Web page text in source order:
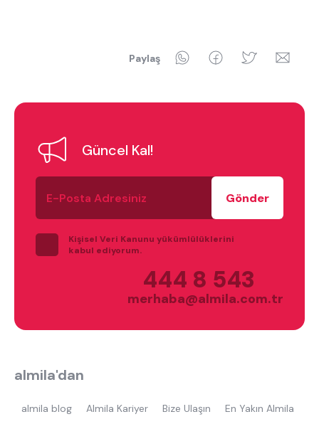
Paylaş WhatsAppFacebookTwitter
Güncel Kal!
E-
Posta
Adresiniz
Kişisel Veri Kanunu yükümlülüklerini
kabul ediyorum.
444 8 543
merhaba@almila.com.tr
almila'dan
almila blog Almila Kariyer Bize Ulaşın En Yakın Almila